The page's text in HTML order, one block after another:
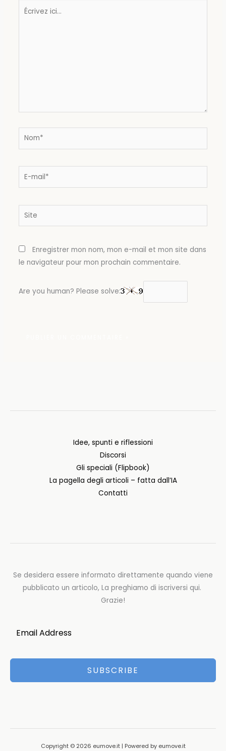
Écrivez
Nom*
E-
Site
Enregistrer mon nom, mon e-mail et mon site dans
le navigateur pour mon prochain commentaire.
Are you human? Please solve:
Idee, spunti e riflessioni
Discorsi
Gli speciali (Flipbook)
La pagella degli articoli – fatta dall’IA
Contatti
Se desidera essere informato direttamente quando viene
pubblicato un articolo, La preghiamo di iscriversi qui.
Grazie!
SUBSCRIBE
Copyright © 2026 eumove.it | Powered by eumove.it